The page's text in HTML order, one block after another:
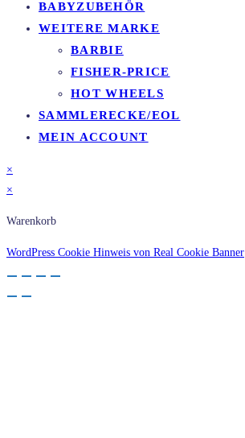
BABYZUBEHÖR
WEITERE MARKE
BARBIE
FISHER-PRICE
HOT WHEELS
SAMMLERECKE/EOL
MEIN ACCOUNT
×
×
Warenkorb
WordPress Cookie Hinweis von Real Cookie Banner